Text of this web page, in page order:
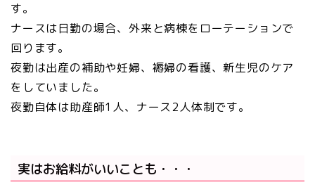
す。
ナースは日勤の場合、外来と病棟をローテーションで
回ります。
夜勤は出産の補助や妊婦、褥婦の看護、新生児のケア
をしていました。
夜勤自体は助産師1人、ナース2人体制です。
実はお給料がいいことも・・・